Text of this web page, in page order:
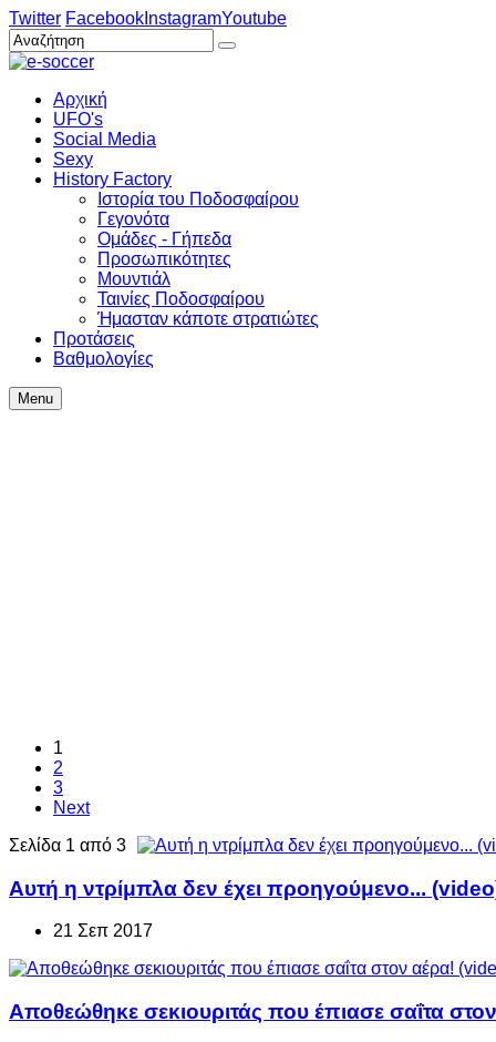
Twitter Facebook InstagramYoutube
Αρχική
UFO's
Social Media
Sexy
History Factory
Ιστορία του Ποδοσφαίρου
Γεγονότα
Ομάδες - Γήπεδα
Προσωπικότητες
Μουντιάλ
Ταινίες Ποδοσφαίρου
Ήμασταν κάποτε στρατιώτες
Προτάσεις
Βαθμολογίες
Menu
1
2
3
Next
Σελίδα 1 από 3
Αυτή η ντρίμπλα δεν έχει προηγούμενο...
21 Σεπ 2017
Αποθεώθηκε σεκιουριτάς που έπιασε σαΐτα